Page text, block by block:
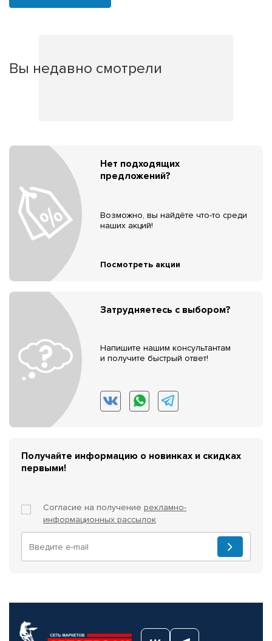
Вы недавно смотрели
Нет подходящих
предложений?
Возможно, вы найдёте что-то среди
наших акций!
Посмотреть акции
Затрудняетесь с выбором?
Напишите нашим консультантам
и получите быстрый ответ!
Получайте информацию о новинках и скидках
первыми!
Согласие на получение рекламно-
информационных рассылок